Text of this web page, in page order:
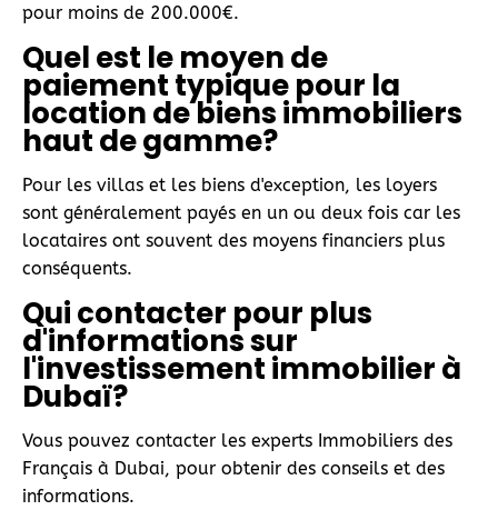
pour moins de 200.000€.
Quel est le moyen de
paiement typique pour la
location de biens immobiliers
haut de gamme?
Pour les villas et les biens d'exception, les loyers
sont généralement payés en un ou deux fois car les
locataires ont souvent des moyens financiers plus
conséquents.
Qui contacter pour plus
d'informations sur
l'investissement immobilier à
Dubaï?
Vous pouvez contacter les experts Immobiliers des
Français à Dubai, pour obtenir des conseils et des
informations.